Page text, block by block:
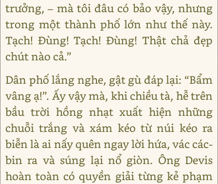
trưởng, – mà tôi đâu có bảo vậy, nhưng
trong một thành phố lớn như thế này.
Tạch! Đùng! Tạch! Đùng! Thật chả đẹp
chút nào cả.”
Dân phố lắng nghe, gật gù đáp lại: “Bẩm
vâng ạ!”. Ấy vậy mà, khi chiều tà, hễ trên
bầu trời hồng nhạt xuất hiện những
chuỗi trắng và xám kéo từ núi kéo ra
biễn là ai nấy quên ngay lời hứa, vác các-
bin ra và súng lại nổ giòn. Ông Devis
hoàn toàn có quyền giải từng kẻ phạm